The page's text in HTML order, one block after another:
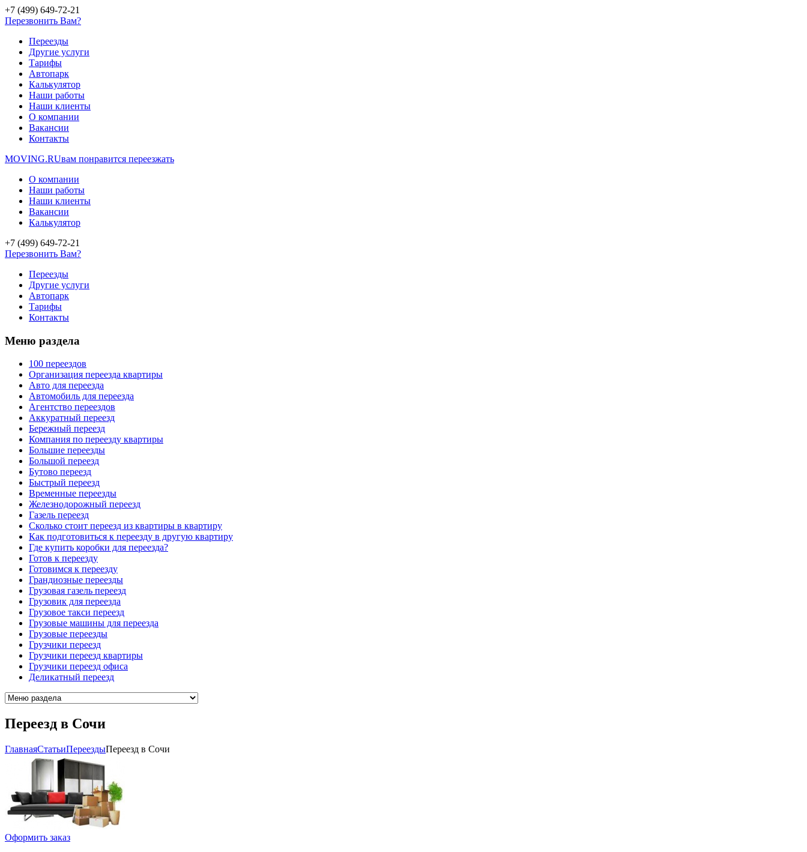
+7 (499) 649-72-21
Перезвонить Вам?
Переезды
Другие услуги
Тарифы
Автопарк
Калькулятор
Наши работы
Наши клиенты
О компании
Вакансии
Контакты
MOVING.RUвам понравится переезжать
О компании
Наши работы
Наши клиенты
Вакансии
Калькулятор
+7 (499) 649-72-21
Перезвонить Вам?
Переезды
Другие услуги
Автопарк
Тарифы
Контакты
Меню раздела
100 переездов
Организация переезда квартиры
Авто для переезда
Автомобиль для переезда
Агентство переездов
Аккуратный переезд
Бережный переезд
Компания по переезду квартиры
Большие переезды
Большой переезд
Бутово переезд
Быстрый переезд
Временные переезды
Железнодорожный переезд
Газель переезд
Сколько стоит переезд из квартиры в квартиру
Как подготовиться к переезду в другую квартиру
Где купить коробки для переезда?
Готов к переезду
Готовимся к переезду
Грандиозные переезды
Грузовая газель переезд
Грузовик для переезда
Грузовое такси переезд
Грузовые машины для переезда
Грузовые переезды
Грузчики переезд
Грузчики переезд квартиры
Грузчики переезд офиса
Деликатный переезд
Переезд в Сочи
ГлавнаяCтатьиПереездыПереезд в Сочи
Оформить заказ